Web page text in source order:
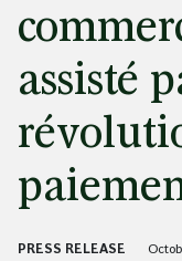
assisté
PRESS RELEASE